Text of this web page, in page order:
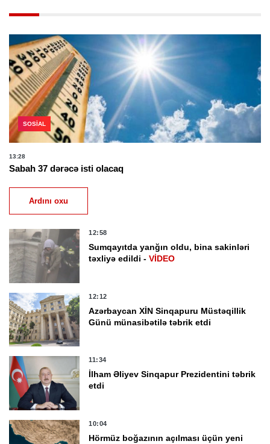
SOSIAL
13:28
Sabah 37 dərəcə isti olacaq
Ardını oxu
12:58
Sumqayıtda yanğın oldu, bina sakinləri
təxliyə edildi -VİDEO
12:12
Azərbaycan XİN Sinqapuru Müstəqillik
Günü münasibətilə təbrik etdi
11:34
İlham Əliyev Sinqapur Prezidentini təbrik
etdi
10:04
Hörmüz boğazının açılması üçün yeni